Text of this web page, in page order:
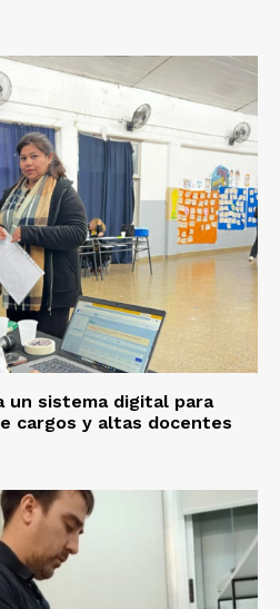
un sistema digital para
cargos y altas docentes